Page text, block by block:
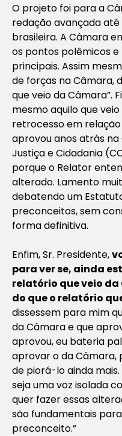
O projeto foi para a
redação avançada
brasileira. A Câmara
os pontos polêmicos
principais. Assim
de forças na Câmara,
que veio da Câmara”.
mesmo aquilo que
retrocesso em relação
aprovou anos atrás na
Justiça e Cidadania
porque o Relator
alterado. Lamento
debatendo um
preconceitos, sem
forma definitiva.
Enfim, Sr. Presidente,
para ver se, ainda
relatório que veio
do que o relatório
dissessem para mim
da Câmara e que
aprovou, eu bateria
aprovar o da
de piorá-lo ainda
seja uma voz isolada
quer fazer essas
são fundamentais
preconceito.”